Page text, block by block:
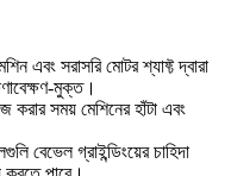
এবং সরাসরি মোটর শ্যাফ্ট দ্বারা
মুক্ত।
করার সময় মেশিনের হাঁটা এবং
বেভেল গ্রাইন্ডিংয়ের চাহিদা